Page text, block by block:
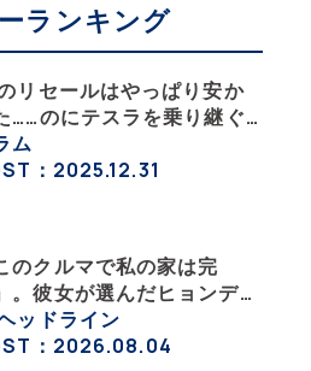
ランキング
リセールはやっぱり安か
……のにテスラを乗り継ぐ
どういうこと？ 【テスラ
はまった大学教授のEV生
ム
：2025.12.31
のクルマで私の家は完
。彼女が選んだヒョンデ
5」の「エネルギーハ
」な生活【ななみんEVレ
ッドライン
：2026.08.04